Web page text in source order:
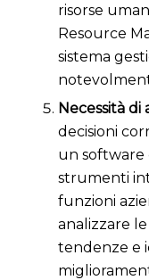
risorse
Resource
sistema
Necessità di
decisioni
un software
strumenti
funzioni
analizzare
tendenze e